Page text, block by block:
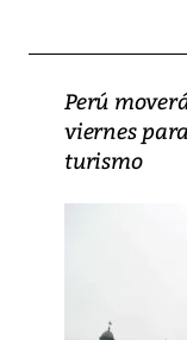
Perú
viernes
turismo